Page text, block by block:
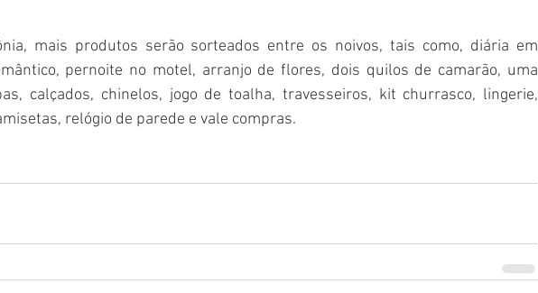
pernoite no motel, arranjo de flores, dois quilos de camarão, uma
calçados, chinelos, jogo de toalha, travesseiros, kit churrasco, lingerie,
relógio de parede e vale compras.